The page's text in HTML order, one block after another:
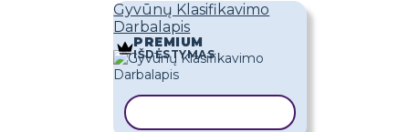
Gyvūnų Klasifikavimo
Darbalapis
PREMIUM
IŠDĖSTYMAS